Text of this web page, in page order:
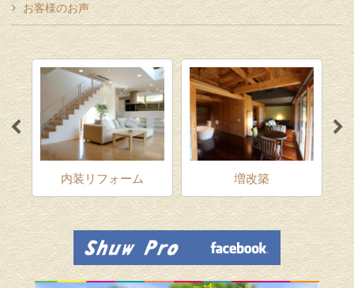
お客様のお声
内装リフォーム 増改築